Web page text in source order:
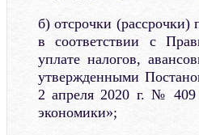
б) отсрочки (рассрочки)
в соответствии с
уплате налогов,
утвержденными
2 апреля 2020 г. № 409
экономики»;